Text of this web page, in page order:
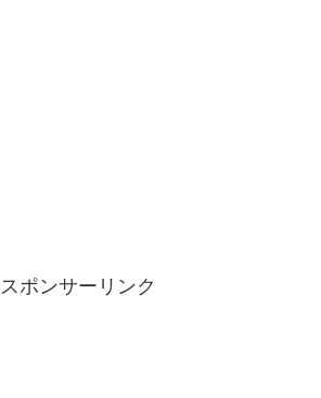
スポンサーリンク